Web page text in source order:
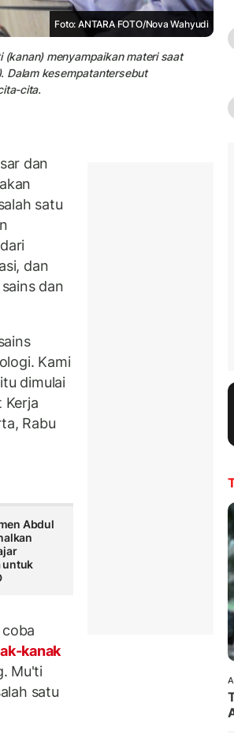
Foto: ANTARA FOTO/Nova Wahyudi
menyampaikan materi saat
Dalam kesempatantersebut
cita.
dan
satu
dan
dan
Kami
dimulai
Kerja
Rabu
Abdul
untuk
kanak
Mu'ti
satu